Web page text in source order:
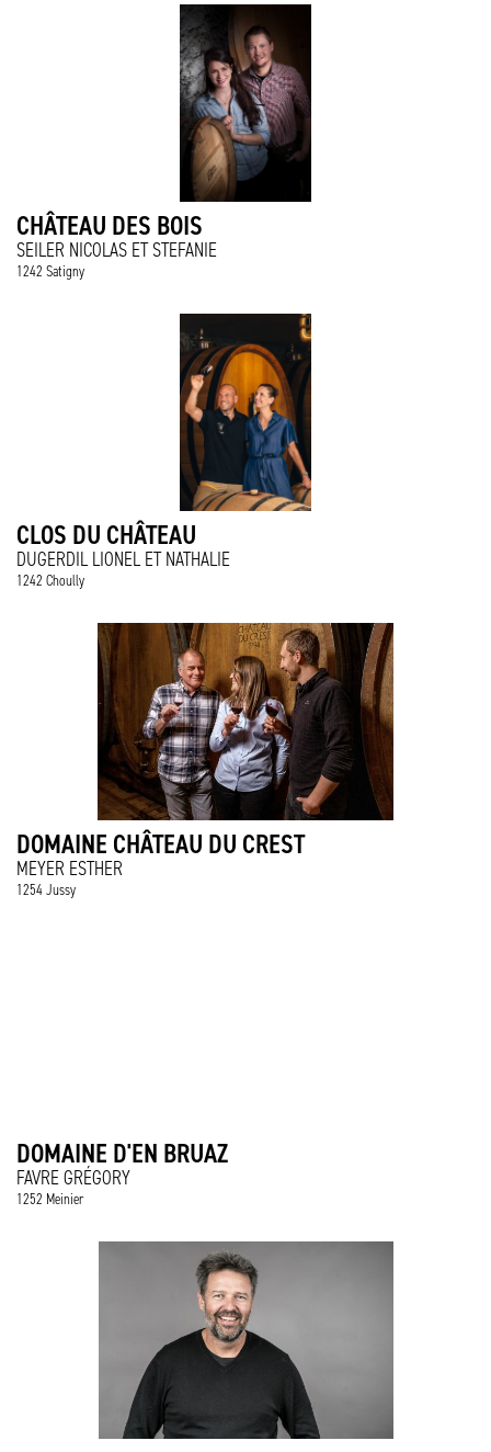
CHÂTEAU DES BOIS
SEILER NICOLAS ET STEFANIE
1242 Satigny
CLOS DU CHÂTEAU
DUGERDIL LIONEL ET NATHALIE
1242 Choully
DOMAINE CHÂTEAU DU CREST
MEYER ESTHER
1254 Jussy
DOMAINE D'EN BRUAZ
FAVRE GRÉGORY
1252 Meinier